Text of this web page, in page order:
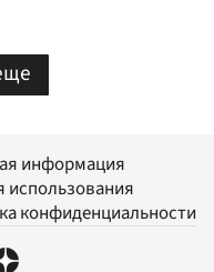
информация
использования
конфиденциальности